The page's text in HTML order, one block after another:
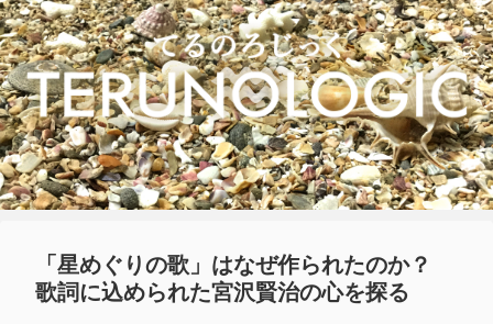
「星めぐりの歌」はなぜ作られたのか？
歌詞に込められた宮沢賢治の心を探る